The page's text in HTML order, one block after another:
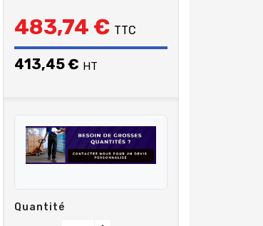
483,74 € TTC
413,45 € HT
Quantité